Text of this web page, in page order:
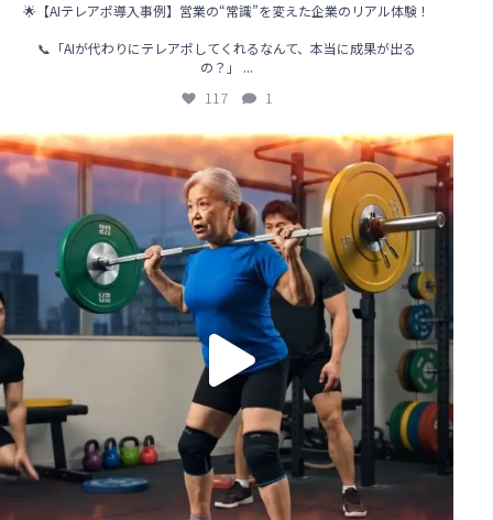
🌟【AIテレアポ導入事例】営業の“常識”を変えた企業のリアル体験！
📞「AIが代わりにテレアポしてくれるなんて、本当に成果が出る
の？」
...
117 1
🌞【営業の新時代、到来！】
「電話をかけるのはAIの仕事」...
81 0